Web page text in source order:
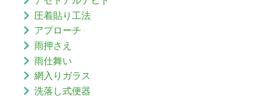
圧着貼り工法
アプローチ
雨押さえ
雨仕舞い
網入りガラス
洗落し式便器